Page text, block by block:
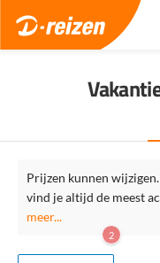
Prijzen kunnen
vind je altijd de meest
meer...
2